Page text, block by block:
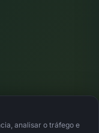
analisar o tráfego e